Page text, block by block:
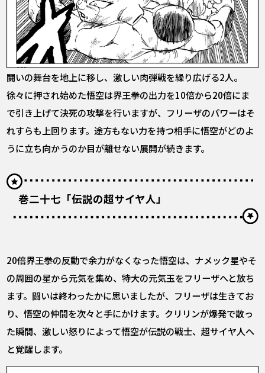
闘いの舞台を地上に移し、激しい肉弾戦を繰り広げる2人。
徐々に押され始めた悟空は界王拳の出力を10倍から20倍にま
で引き上げて決死の攻撃を行いますが、フリーザのパワーはそ
れすらも上回ります。途方もない力を持つ相手に悟空がどのよ
うに立ち向かうのか――目が離せない展開が続きます。
巻二十七「伝説の超サイヤ人」
20倍界王拳の反動で余力がなくなった悟空は、ナメック星やそ
の周囲の星から元気を集め、特大の元気玉をフリーザへと放ち
ます。闘いは終わったかに思いましたが、フリーザは生きてお
り、悟空の仲間を次々と手にかけます。クリリンが爆発で散っ
た瞬間、激しい怒りによって悟空が伝説の戦士、超サイヤ人へ
と覚醒します。